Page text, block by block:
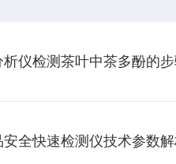
仪检测茶叶中茶多酚的
安全快速检测仪技术参数